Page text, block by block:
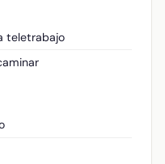
teletrabajo